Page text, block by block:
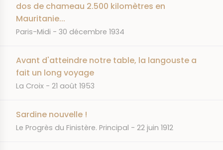
dos de chameau 2.500 kilomètres en
Mauritanie...
JOURNAL
Paris-Midi DATE
30 décembre 1934
Avant d'atteindre notre table, la langouste a
fait un long voyage
JOURNAL
La Croix DATE
21 août 1953
Sardine nouvelle !
JOURNAL
Le Progrès du Finistère. Principal DATE
22 juin 1912